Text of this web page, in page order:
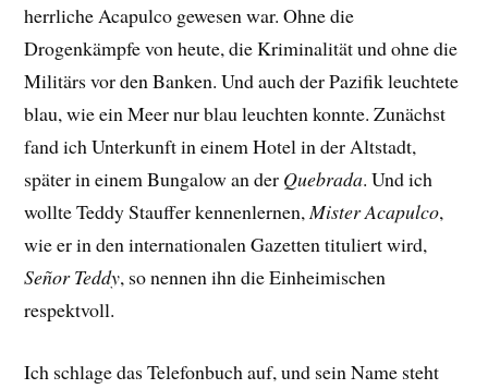
herrliche Acapulco gewesen war. Ohne die
Drogenkämpfe von heute, die Kriminalität und ohne die
Militärs vor den Banken. Und auch der Pazifik leuchtete
blau, wie ein Meer nur blau leuchten konnte. Zunächst
fand ich Unterkunft in einem Hotel in der Altstadt,
später in einem Bungalow an der Quebrada. Und ich
wollte Teddy Stauffer kennenlernen,Mister Acapulco,
wie er in den internationalen Gazetten tituliert wird,
Señor Teddy, so nennen ihn die Einheimischen
respektvoll.
Ich schlage das Telefonbuch auf, und sein Name steht